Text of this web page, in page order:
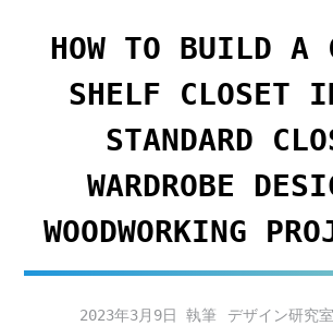
HOW TO BUILD A
SHELF CLOSET
STANDARD
WARDROBE
WOODWORKING
2023年3月9日 デザイン研究